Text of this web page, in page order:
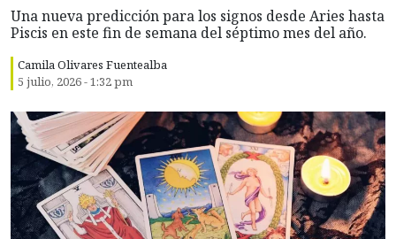
Una nueva predicción para los signos desde Aries hasta
Piscis en este fin de semana del séptimo mes del año.
Camila Olivares Fuentealba
5 julio, 2026 - 1:32 pm